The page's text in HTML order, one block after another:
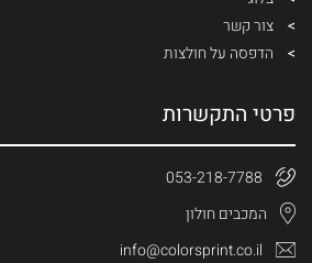
צור קשר
הדפסה על חולצות
פרטי התקשרות
053-218-7788
המכבים חולון
info@colorsprint.co.il